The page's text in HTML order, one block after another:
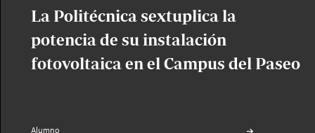
La Politécnica sextuplica la
potencia de su instalación
fotovoltaica en el Campus del Paseo
Alumno